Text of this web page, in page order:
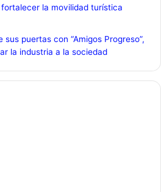
la movilidad turística
puertas con “Amigos Progreso”,
la industria a la sociedad